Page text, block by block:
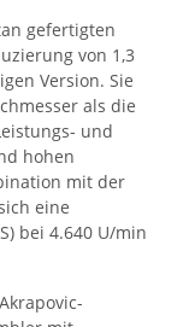
gefertigten
von 1,3
Version. Sie
als die
und
hohen
mit der
eine
bei 4.640 U/min